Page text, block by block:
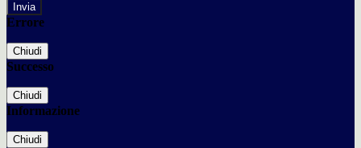
Errore
Chiudi
Successo
Chiudi
Informazione
Chiudi